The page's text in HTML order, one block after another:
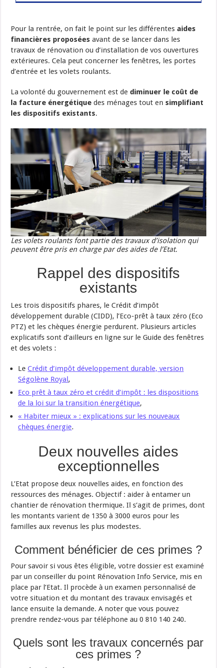
Pour la rentrée, on fait le point sur les différentes aides
financières proposées avant de se lancer dans les
travaux de rénovation ou d’installation de vos ouvertures
extérieures. Cela peut concerner les fenêtres, les portes
d’entrée et les volets roulants.
La volonté du gouvernement est de diminuer le coût de
la facture énergétique des ménages tout en simplifiant
les dispositifs existants.
Les volets roulants font partie des travaux d’isolation qui
peuvent être pris en charge par des aides de l’Etat.
Rappel des dispositifs
existants
Les trois dispositifs phares, le Crédit d’impôt
développement durable (CIDD), l’Eco-prêt à taux zéro (Eco
PTZ) et les chèques énergie perdurent. Plusieurs articles
explicatifs sont d’ailleurs en ligne sur le Guide des fenêtres
et des volets :
LeCrédit d’impôt développement durable, version
Ségolène Royal,
Eco prêt à taux zéro et crédit d’impôt : les dispositions
de la loi sur la transition énergétique,
« Habiter mieux » : explications sur les nouveaux
chèques énergie.
Deux nouvelles aides
exceptionnelles
L’Etat propose deux nouvelles aides, en fonction des
ressources des ménages. Objectif : aider à entamer un
chantier de rénovation thermique. Il s’agit de primes, dont
les montants varient de 1350 à 3000 euros pour les
familles aux revenus les plus modestes.
Comment bénéficier de ces primes ?
Pour savoir si vous êtes éligible, votre dossier est examiné
par un conseiller du point Rénovation Info Service, mis en
place par l’Etat. Il procède à un examen personnalisé de
votre situation et du montant des travaux envisagés et
lance ensuite la demande. A noter que vous pouvez
prendre rendez-vous par téléphone au 0 810 140 240.
Quels sont les travaux concernés par
ces primes ?